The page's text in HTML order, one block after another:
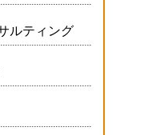
ルティング